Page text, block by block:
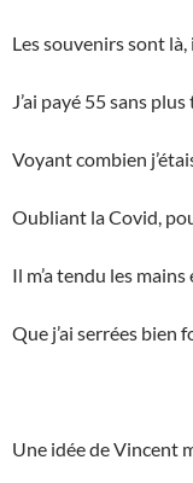
Les souvenirs sont
J’ai payé 55 sans
Voyant combien
Oubliant la Covid,
Il m’a tendu les mains
Que j’ai serrées bien
Une idée de Vincent